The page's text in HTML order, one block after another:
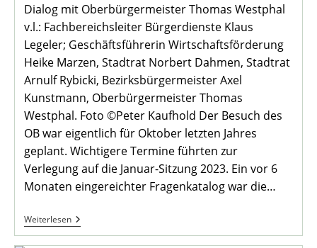
Dialog mit Oberbürgermeister Thomas Westphal
v.l.: Fachbereichsleiter Bürgerdienste Klaus
Legeler; Geschäftsführerin Wirtschaftsförderung
Heike Marzen, Stadtrat Norbert Dahmen, Stadtrat
Arnulf Rybicki, Bezirksbürgermeister Axel
Kunstmann, Oberbürgermeister Thomas
Westphal. Foto ©Peter Kaufhold Der Besuch des
OB war eigentlich für Oktober letzten Jahres
geplant. Wichtigere Termine führten zur
Verlegung auf die Januar-Sitzung 2023. Ein vor 6
Monaten eingereichter Fragenkatalog war die…
Weiterlesen17.
Sitzung